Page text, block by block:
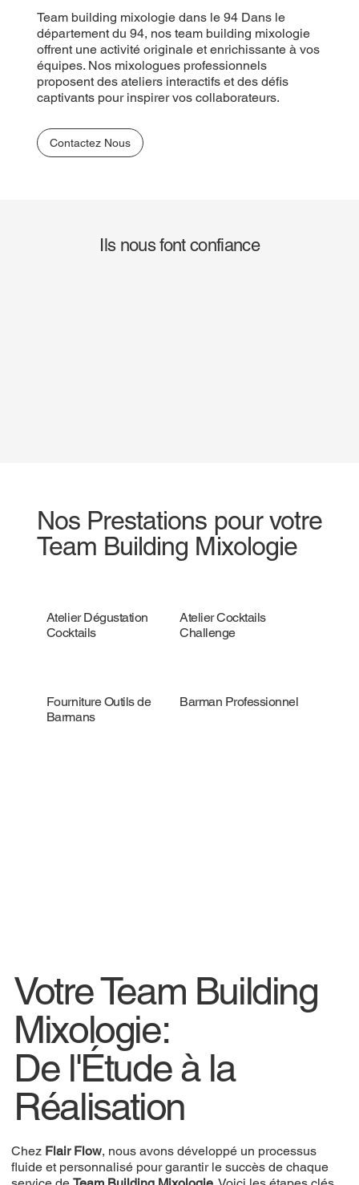
Team building mixologie dans le 94 Dans le
département du 94, nos team building mixologie
offrent une activité originale et enrichissante à vos
équipes. Nos mixologues professionnels
proposent des ateliers interactifs et des défis
captivants pour inspirer vos collaborateurs.
Contactez Nous
Nos Prestations pour votre
Team Building Mixologie
Atelier Dégustation
Cocktails
Atelier Cocktails
Challenge
Fourniture Outils de
Barmans
Barman Professionnel
Votre Team Building
Mixologie:
De l'Étude à la
Réalisation
Chez Flair Flow, nous avons développé un processus
fluide et personnalisé pour garantir le succès de chaque
Ils nous font confiance